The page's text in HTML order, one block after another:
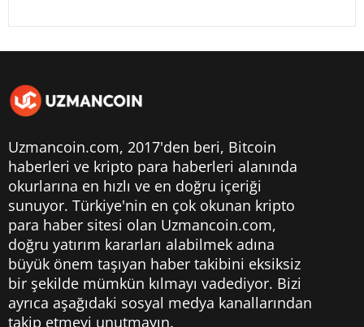
Uzmancoin.com, 2017'den beri, Bitcoin
haberleri ve kripto para haberleri alanında
okurlarına en hızlı ve en doğru içeriği
sunuyor. Türkiye'nin en çok okunan kripto
para haber sitesi olan Uzmancoin.com,
doğru yatırım kararları alabilmek adına
büyük önem taşıyan haber takibini eksiksiz
bir şekilde mümkün kılmayı vadediyor. Bizi
ayrıca aşağıdaki sosyal medya kanallarından
takip etmeyi unutmayın.